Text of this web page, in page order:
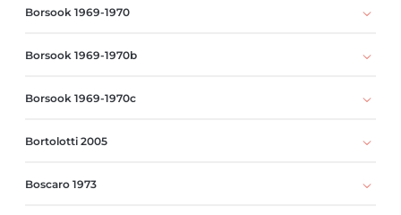
Borsook 1969-1970
Borsook 1969-1970b
Borsook 1969-1970c
Bortolotti 2005
Boscaro 1973